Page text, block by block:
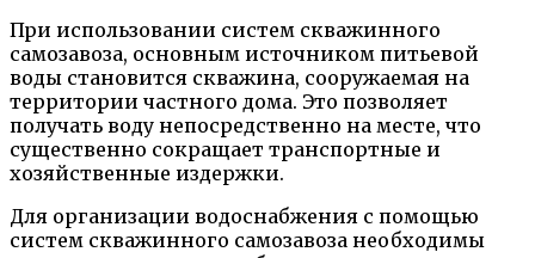
При использовании систем скважинного
самозавоза, основным источником питьевой
воды становится скважина, сооружаемая на
территории частного дома. Это позволяет
получать воду непосредственно на месте, что
существенно сокращает транспортные и
хозяйственные издержки.
Для организации водоснабжения с помощью
систем скважинного самозавоза необходимы